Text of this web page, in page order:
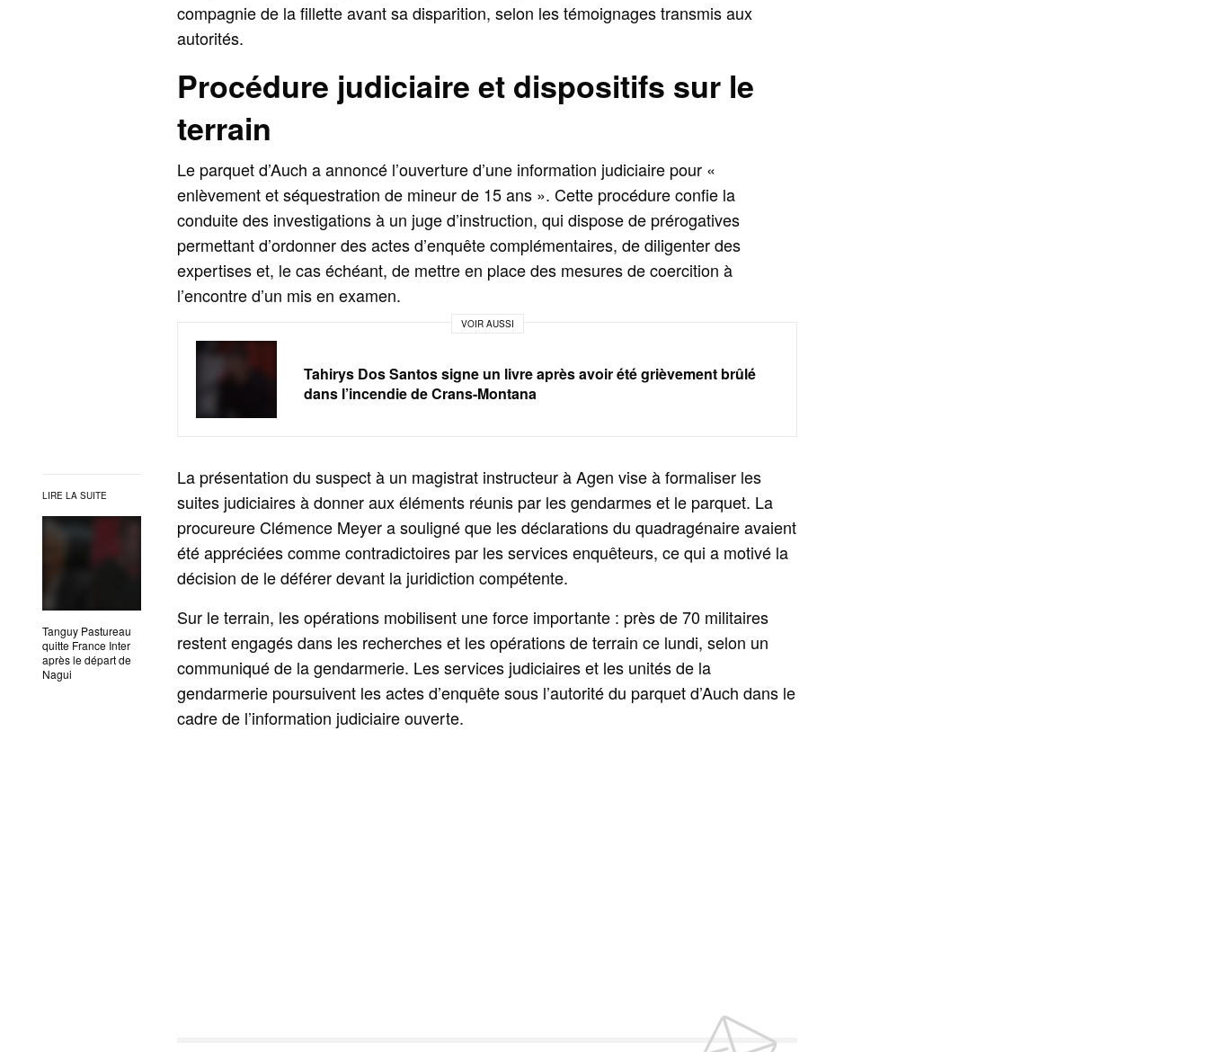
LIRE LA SUITE
Tanguy Pastureau
quitte France Inter
après le départ de
Nagui
compagnie de la fillette avant sa disparition, selon les témoignages transmis aux
autorités.
Procédure judiciaire et dispositifs sur le
terrain
Le parquet d’Auch a annoncé l’ouverture d’une information judiciaire pour «
enlèvement et séquestration de mineur de 15 ans ». Cette procédure confie la
conduite des investigations à un juge d’instruction, qui dispose de prérogatives
permettant d’ordonner des actes d’enquête complémentaires, de diligenter des
expertises et, le cas échéant, de mettre en place des mesures de coercition à
l’encontre d’un mis en examen.
VOIR AUSSI
Tahirys Dos Santos signe un livre après avoir été grièvement brûlé
dans l’incendie de Crans-Montana
La présentation du suspect à un magistrat instructeur à Agen vise à formaliser les
suites judiciaires à donner aux éléments réunis par les gendarmes et le parquet. La
procureure Clémence Meyer a souligné que les déclarations du quadragénaire avaient
été appréciées comme contradictoires par les services enquêteurs, ce qui a motivé la
décision de le déférer devant la juridiction compétente.
Sur le terrain, les opérations mobilisent une force importante : près de 70 militaires
restent engagés dans les recherches et les opérations de terrain ce lundi, selon un
communiqué de la gendarmerie. Les services judiciaires et les unités de la
gendarmerie poursuivent les actes d’enquête sous l’autorité du parquet d’Auch dans le
cadre de l’information judiciaire ouverte.